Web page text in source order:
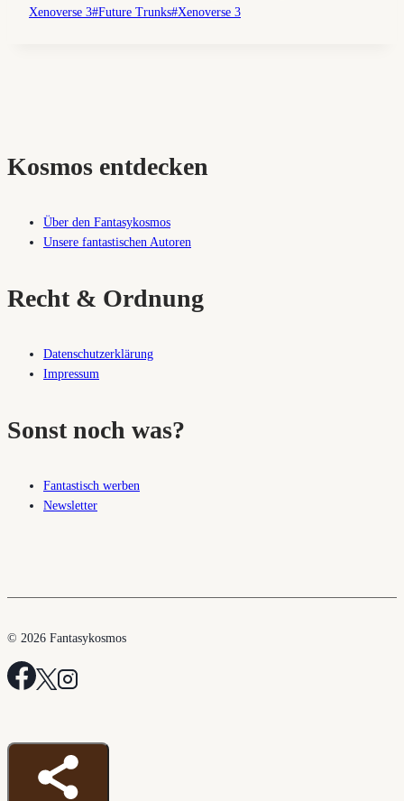
Xenoverse 3#Future Trunks#Xenoverse 3
Kosmos entdecken
Über den Fantasykosmos
Unsere fantastischen Autoren
Recht & Ordnung
Datenschutzerklärung
Impressum
Sonst noch was?
Fantastisch werben
Newsletter
© 2026 Fantasykosmos